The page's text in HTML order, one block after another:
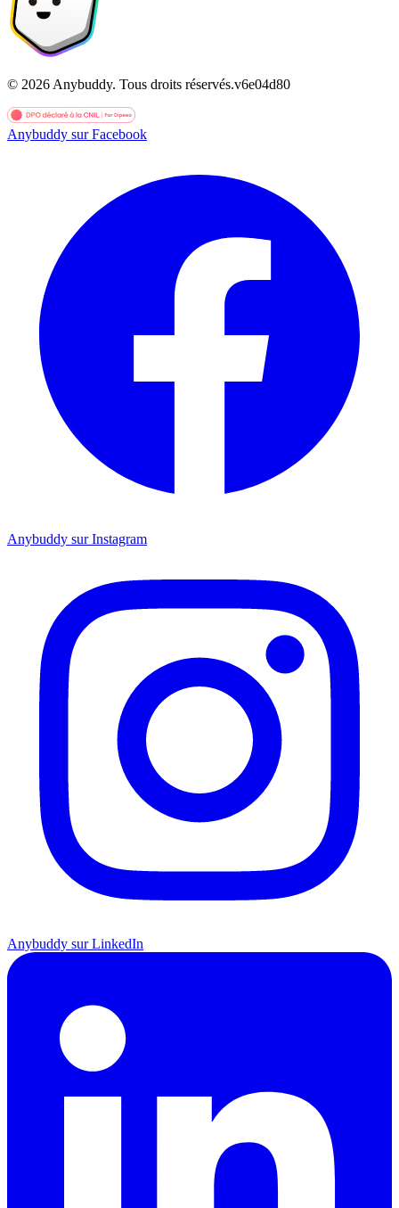
© 2026 Anybuddy. Tous droits réservés.v6e04d80
Anybuddy sur Facebook
Anybuddy sur Instagram
Anybuddy sur LinkedIn